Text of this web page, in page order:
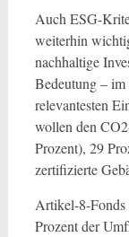
Auch ESG-
weiterhin
nachhaltige
Bedeutung –
relevantesten
wollen den
Prozent), 29
zertifizierte
Artikel-8-
Prozent der